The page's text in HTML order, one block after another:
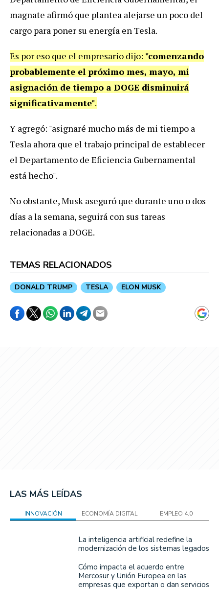
magnate afirmó que plantea alejarse un poco del
cargo para poner su energía en Tesla.
Es por eso que el empresario dijo: "comenzando
probablemente el próximo mes, mayo, mi
asignación de tiempo a DOGE disminuirá
significativamente".
Y agregó: "asignaré mucho más de mi tiempo a
Tesla ahora que el trabajo principal de establecer
el Departamento de Eficiencia Gubernamental
está hecho".
No obstante, Musk aseguró que durante uno o dos
días a la semana, seguirá con sus tareas
relacionadas a DOGE.
TEMAS RELACIONADOS
DONALD TRUMP TESLA ELON MUSK
LAS MÁS LEÍDAS
INNOVACIÓN ECONOMÍA DIGITAL EMPLEO 4.0
La inteligencia artificial redefine la
modernización de los sistemas legados
Cómo impacta el acuerdo entre
Mercosur y Unión Europea en las
empresas que exportan o dan servicios